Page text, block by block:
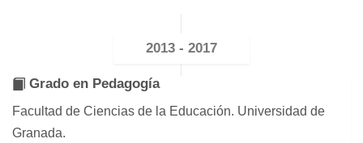
2013 - 2017
Grado en Pedagogía
Facultad de Ciencias de la Educación. Universidad de
Granada.